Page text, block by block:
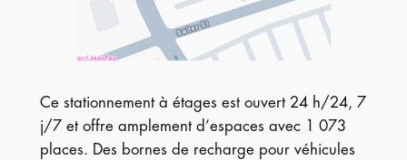
Ce stationnement à étages est ouvert 24 h/24, 7
j/7 et offre amplement d’espaces avec 1 073
places. Des bornes de recharge pour véhicules